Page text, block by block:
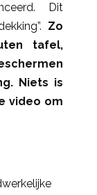
Dit
Zo
tafel,
Niets is
video om